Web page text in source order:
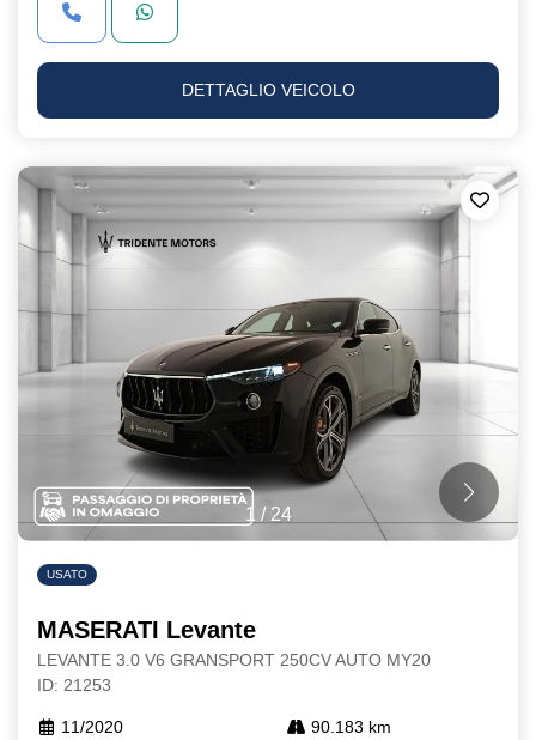
DETTAGLIO VEICOLO
1 / 24
USATO
MASERATI Levante
LEVANTE 3.0 V6 GRANSPORT 250CV AUTO MY20
ID: 21253
11/2020 90.183 km